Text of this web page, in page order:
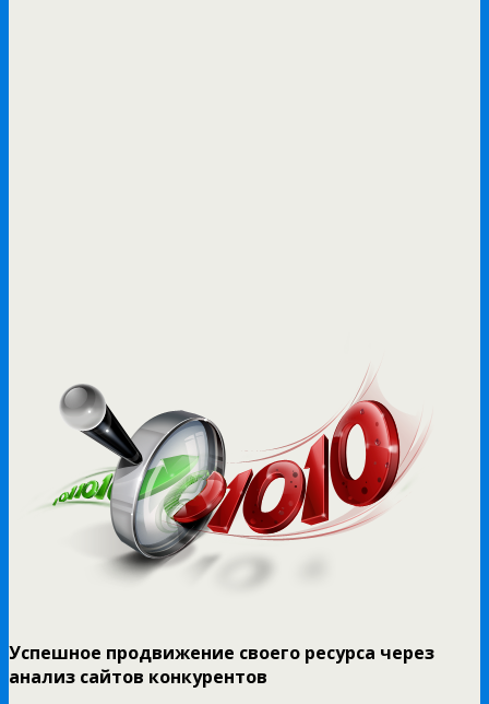
Успешное продвижение своего ресурса через
анализ сайтов конкурентов